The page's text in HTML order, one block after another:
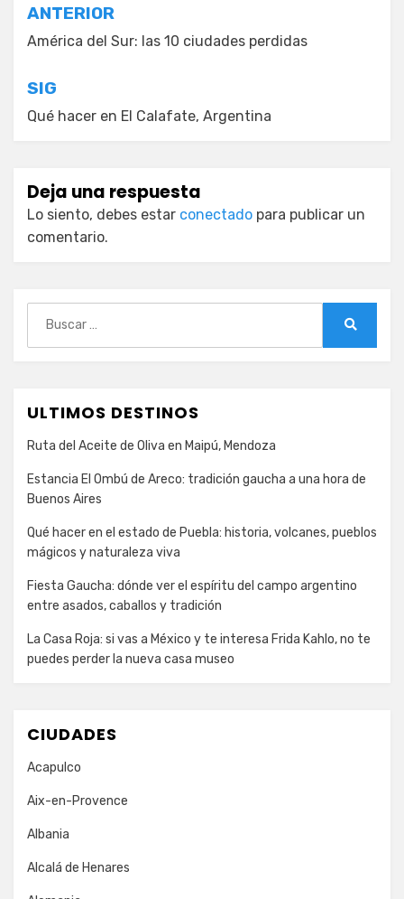
Navegación
de
entradas
ANTERIOR
América del Sur: las 10 ciudades perdidas
SIG
Qué hacer en El Calafate, Argentina
Deja una respuesta
Lo siento, debes estar conectado para publicar un
comentario.
ULTIMOS DESTINOS
Ruta del Aceite de Oliva en Maipú, Mendoza
Estancia El Ombú de Areco: tradición gaucha a una hora de
Buenos Aires
Qué hacer en el estado de Puebla: historia, volcanes, pueblos
mágicos y naturaleza viva
Fiesta Gaucha: dónde ver el espíritu del campo argentino
entre asados, caballos y tradición
La Casa Roja: si vas a México y te interesa Frida Kahlo, no te
puedes perder la nueva casa museo
CIUDADES
Acapulco
Aix-en-Provence
Albania
Alcalá de Henares